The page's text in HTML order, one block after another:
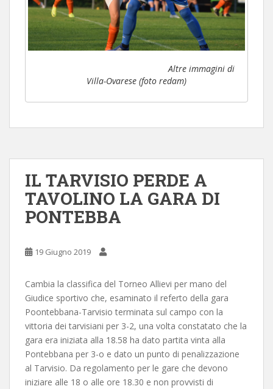
Altre immagini di
Villa-Ovarese (foto redam)
IL TARVISIO PERDE A
TAVOLINO LA GARA DI
PONTEBBA
19 Giugno 2019
Cambia la classifica del Torneo Allievi per mano del
Giudice sportivo che, esaminato il referto della gara
Poontebbana-Tarvisio terminata sul campo con la
vittoria dei tarvisiani per 3-2, una volta constatato che la
gara era iniziata alla 18.58 ha dato partita vinta alla
Pontebbana per 3-o e dato un punto di penalizzazione
al Tarvisio. Da regolamento per le gare che devono
iniziare alle 18 o alle ore 18.30 e non provvisti di